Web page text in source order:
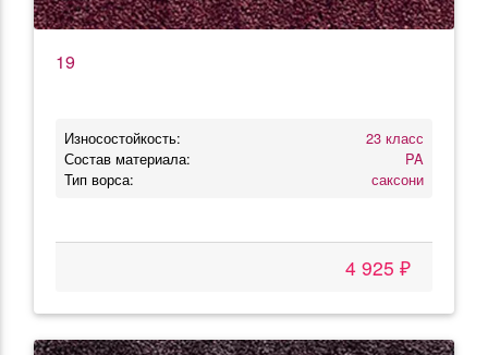
19
Износостойкость:
23 класс
Состав материала:
PA
Тип ворса:
саксони
4 925 ₽